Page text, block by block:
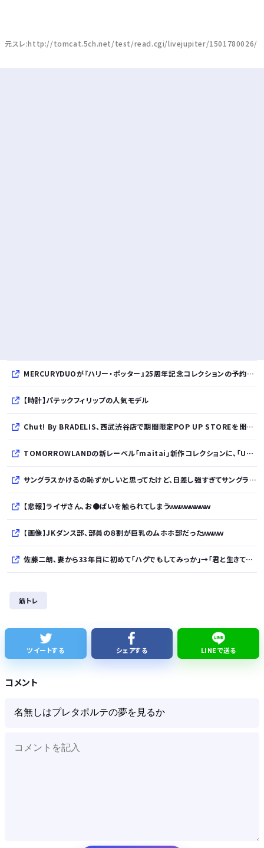
元スレ:http://tomcat.5ch.net/test/read.cgi/livejupiter/1501780026/
MERCURYDUOが『ハリー・ポッター』25周年記念コレクションの予約を開始
【時計】パテックフィリップの人気モデル
Chut! By BRADELIS、西武渋谷店で期間限定POP UP STOREを開催！全商品展開＆新作10%OFFの特別な6日間
TOMORROWLANDの新レーベル「maitai」新作コレクションに、「UNDYED」の素材が採用
サングラスかけるの恥ずかしいと思ってたけど、日差し強すぎてサングラスかけ始めたわ
【悲報】ライザさん、お●ぱいを触られてしまうｗｗｗｗｗｗｗｗ
【画像】JKダンス部、部員の８割が巨乳のムホホ部だったｗｗｗｗ
佐藤二朗、妻から33年目に初めて「ハグでもしてみっか」→「君と生きてきて、本当に良かったです」と感激
【日本横断】大型の台風15号(チャンホン)…お盆休みの天気に影響するおそれ
Powered by livedoor 相互RSS
筋トレ
ツイートする シェアする LINEで送る
コメント